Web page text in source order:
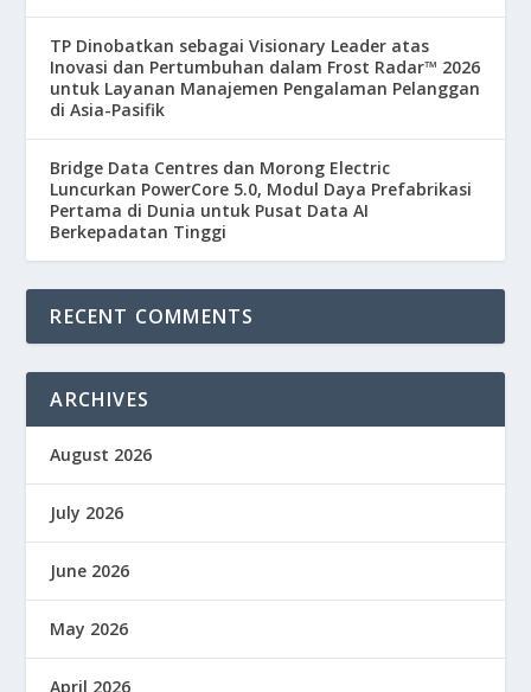
TP Dinobatkan sebagai Visionary Leader atas
Inovasi dan Pertumbuhan dalam Frost Radar™ 2026
untuk Layanan Manajemen Pengalaman Pelanggan
di Asia-Pasifik
Bridge Data Centres dan Morong Electric
Luncurkan PowerCore 5.0, Modul Daya Prefabrikasi
Pertama di Dunia untuk Pusat Data AI
Berkepadatan Tinggi
RECENT COMMENTS
ARCHIVES
August 2026
July 2026
June 2026
May 2026
April 2026